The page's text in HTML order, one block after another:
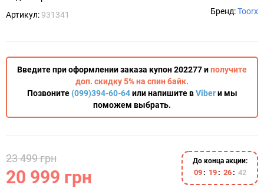
Артикул: 931341 Бренд:Toorx
Введите при оформлении заказа купон 202277 иполучите
доп. скидку 5% на спин байк.
Позвоните(099)394-60-64или напишите вViberи мы
поможем выбрать.
23 499 грн
20 999 грн
До конца акции:
09 19 26 41